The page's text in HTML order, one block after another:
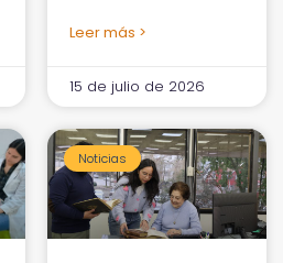
Leer más >
15 de julio de 2026
Noticias